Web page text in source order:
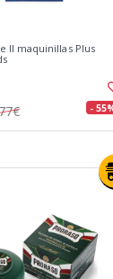
II maquinillas Plus
-